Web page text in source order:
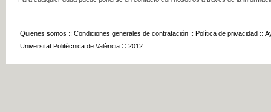
Quienes somos :: Condiciones generales de contratación :: Política de privacidad ::
Universitat Politècnica de València © 2012